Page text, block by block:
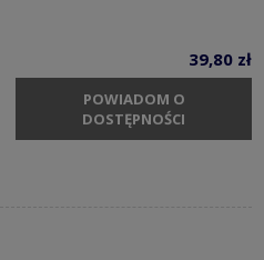
39,80 zł
POWIADOM O
DOSTĘPNOŚCI